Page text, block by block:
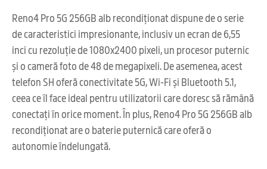
Reno4 Pro 5G 256GB alb recondiționat dispune de o serie
de caracteristici impresionante, inclusiv un ecran de 6,55
inci cu rezoluție de 1080x2400 pixeli, un procesor puternic
și o cameră foto de 48 de megapixeli. De asemenea, acest
telefon SH oferă conectivitate 5G, Wi-Fi și Bluetooth 5.1,
ceea ce îl face ideal pentru utilizatorii care doresc să rămână
conectați în orice moment. În plus, Reno4 Pro 5G 256GB alb
recondiționat are o baterie puternică care oferă o
autonomie îndelungată.